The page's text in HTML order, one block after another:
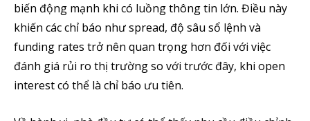
SUBSCRIBE
Tôi đã đọc và chấp nhận với Privacy Policy.
Theo Dõi Chúng Tôi
biến động mạnh khi có luồng thông tin lớn. Điều này
khiến các chỉ báo như spread, độ sâu sổ lệnh và
funding rates trở nên quan trọng hơn đối với việc
đánh giá rủi ro thị trường so với trước đây, khi open
interest có thể là chỉ báo ưu tiên.